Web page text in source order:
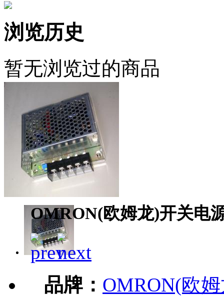
浏览历史
暂无浏览过的商品
OMRON(欧姆龙)开关电
品牌： OMRON(欧